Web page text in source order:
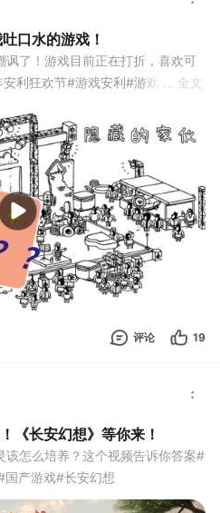
口水的游戏！
了！游戏目前正在打折，喜欢可
利狂欢节#游戏安利#游戏推荐#单
... 全文
评论 19
《长安幻想》等你来！
该怎么培养？这个视频告诉你答案#
产游戏#长安幻想